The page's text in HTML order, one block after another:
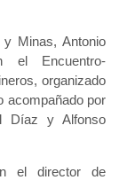
Minas, Antonio
el Encuentro-
organizado
acompañado por
Díaz y Alfonso
el director de